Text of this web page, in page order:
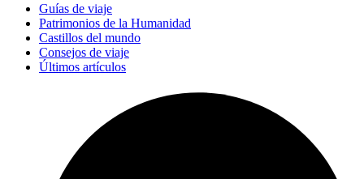
Guías de viaje
Patrimonios de la Humanidad
Castillos del mundo
Consejos de viaje
Últimos artículos